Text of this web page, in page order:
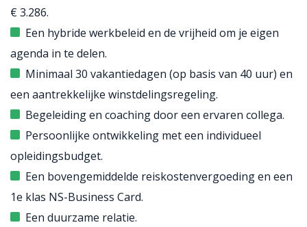
€ 3.286.
Een hybride werkbeleid en de vrijheid om je eigen
agenda in te delen.
Minimaal 30 vakantiedagen (op basis van 40 uur) en
een aantrekkelijke winstdelingsregeling.
Begeleiding en coaching door een ervaren collega.
Persoonlijke ontwikkeling met een individueel
opleidingsbudget.
Een bovengemiddelde reiskostenvergoeding en een
1e klas NS-Business Card.
Een duurzame relatie.